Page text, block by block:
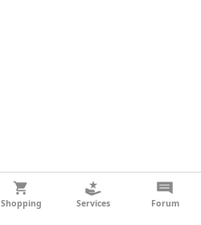
Shopping Services Forum